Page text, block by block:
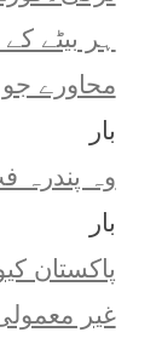
ہر بيٹے کے
محاورے
بار
وہ پندرہ
بار
پاکستان
غیر